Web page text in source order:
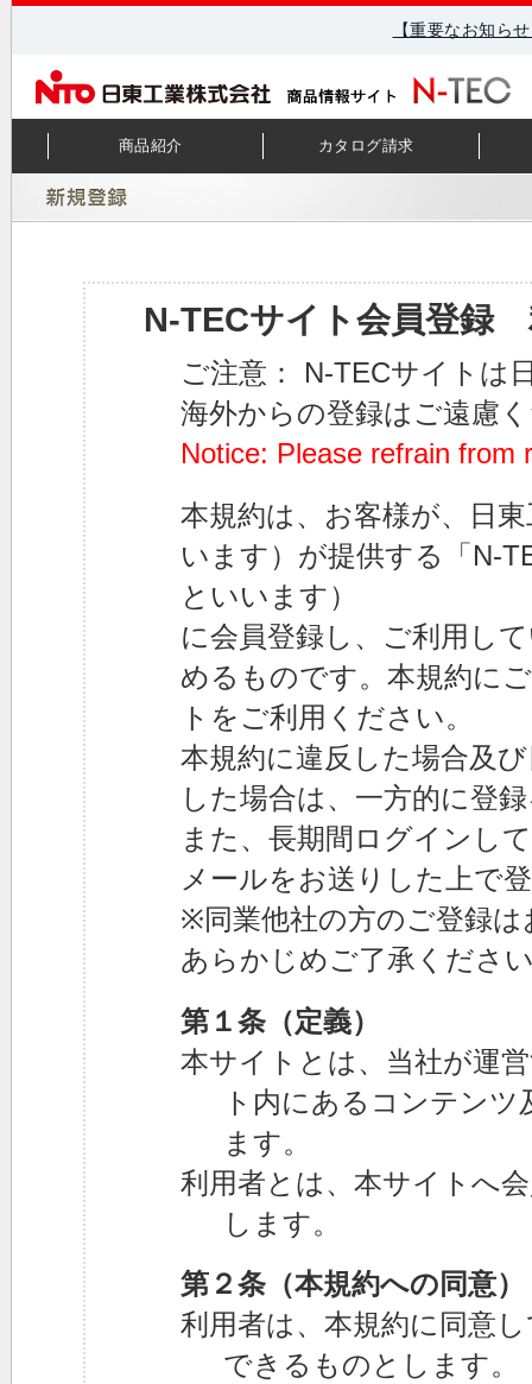
【重要なお知ら
商品紹介 カタログ請求
N-TECサイト会員登録
ご注意： N-TECサイトは
海外からの登録はご遠慮
Notice: Please refrain from
本規約は、お客様が、日
います）が提供する「N-
といいます）
に会員登録し、ご利用し
めるものです。本規約に
トをご利用ください。
本規約に違反した場合及
した場合は、一方的に登
また、長期間ログインし
メールをお送りした上で
※同業他社の方のご登録
あらかじめご了承くださ
第１条（定義）
本サイトとは、当社が運
ト内にあるコンテン
ます。
利用者とは、本サイトへ
します。
第２条（本規約への同意）
利用者は、本規約に同意
できるものとします。